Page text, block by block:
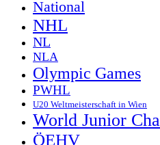
National
NHL
NL
NLA
Olympic Games
PWHL
U20 Weltmeisterschaft in Wien
World Junior
ÖEHV